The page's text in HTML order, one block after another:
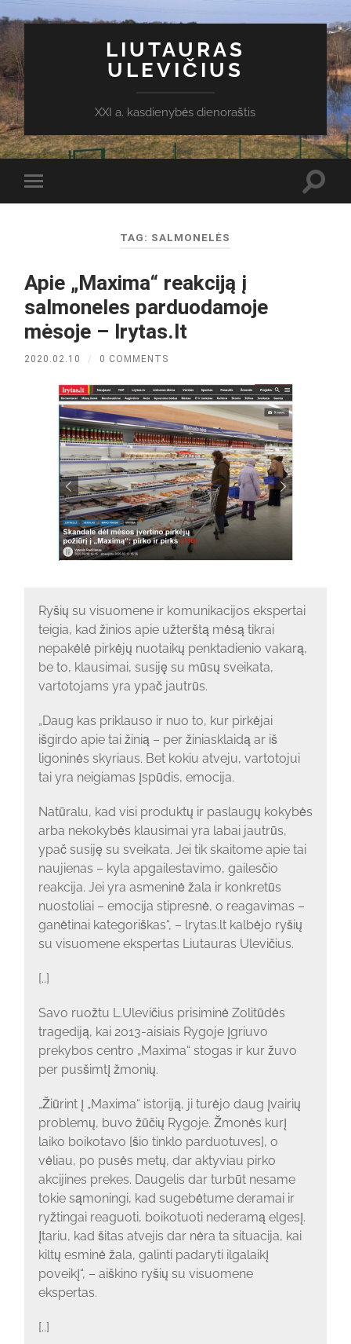
LIUTAURAS
ULEVIČIUS
XXI a. kasdienybės dienoraštis
Toggle
mobile
TAG: SALMONELĖS
Apie „Maxima“ reakciją į
salmoneles parduodamoje
mėsoje – lrytas.lt
2020.02.10 / 0 COMMENTS
Ryšių su visuomene ir komunikacijos ekspertai
teigia, kad žinios apie užterštą mėsą tikrai
nepakėlė pirkėjų nuotaikų penktadienio vakarą,
be to, klausimai, susiję su mūsų sveikata,
vartotojams yra ypač jautrūs.
„Daug kas priklauso ir nuo to, kur pirkėjai
išgirdo apie tai žinią – per žiniasklaidą ar iš
ligoninės skyriaus. Bet kokiu atveju, vartotojui
tai yra neigiamas įspūdis, emocija.
Natūralu, kad visi produktų ir paslaugų kokybės
arba nekokybės klausimai yra labai jautrūs,
ypač susiję su sveikata. Jei tik skaitome apie tai
naujienas – kyla apgailestavimo, gailesčio
reakcija. Jei yra asmeninė žala ir konkretūs
nuostoliai – emocija stipresnė, o reagavimas –
ganėtinai kategoriškas“, – lrytas.lt kalbėjo ryšių
su visuomene ekspertas Liutauras Ulevičius.
[..]
Savo ruožtu L.Ulevičius prisiminė Zolitūdės
tragediją, kai 2013-aisiais Rygoje įgriuvo
prekybos centro „Maxima“ stogas ir kur žuvo
per pusšimtį žmonių.
„Žiūrint į „Maxima“ istoriją, ji turėjo daug įvairių
problemų, buvo žūčių Rygoje. Žmonės kurį
laiko boikotavo [šio tinklo parduotuves], o
vėliau, po pusės metų, dar aktyviau pirko
akcijines prekes. Daugelis dar turbūt nesame
tokie sąmoningi, kad sugebėtume deramai ir
ryžtingai reaguoti, boikotuoti nederamą elgesį.
Įtariu, kad šitas atvejis dar nėra ta situacija, kai
kiltų esminė žala, galinti padaryti ilgalaikį
poveikį“, – aiškino ryšių su visuomene
ekspertas.
[..]